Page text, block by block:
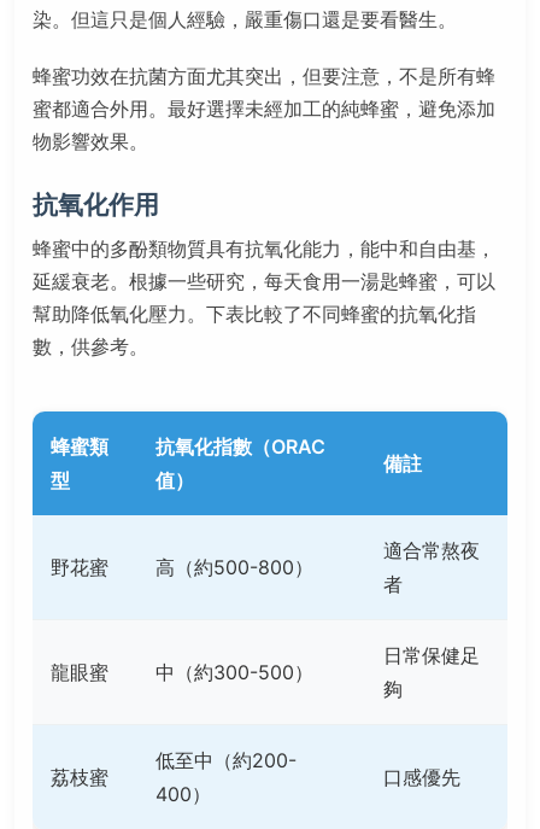
染。但這只是個人經驗，嚴重傷口還是要看醫生。
蜂蜜功效在抗菌方面尤其突出，但要注意，不是所有蜂
蜜都適合外用。最好選擇未經加工的純蜂蜜，避免添加
物影響效果。
抗氧化作用
蜂蜜中的多酚類物質具有抗氧化能力，能中和自由基，
延緩衰老。根據一些研究，每天食用一湯匙蜂蜜，可以
幫助降低氧化壓力。下表比較了不同蜂蜜的抗氧化指
數，供參考。
蜂蜜類
型
抗氧化指數（ORAC
值）
備註
野花蜜 高（約500-800）
適合常熬夜
者
龍眼蜜 中（約300-500）
日常保健足
夠
荔枝蜜
低至中（約200-
400）
口感優先